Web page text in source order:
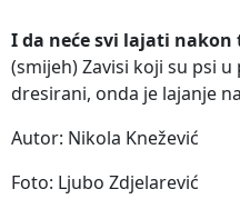
I da neće svi lajati
(smijeh) Zavisi koji su psi
dresirani, onda je lajanje
Autor: Nikola Knežević
Foto: Ljubo Zdjelarević